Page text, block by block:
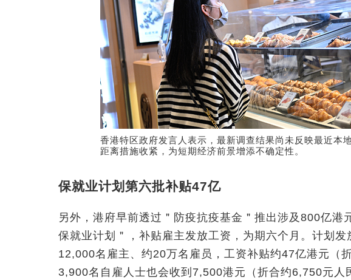
香港特区政府发言人表示，最新调查结果尚未反映最近本
距离措施收紧，为短期经济前景增添不确定性。
保就业计划第六批补贴47亿
另外，港府早前透过＂防疫抗疫基金＂推出涉及800亿港
保就业计划＂，补贴雇主发放工资，为期六个月。计划
12,000名雇主、约20万名雇员，工资补贴约47亿港元（
3,900名自雇人士也会收到7,500港元（折合约6,750元人